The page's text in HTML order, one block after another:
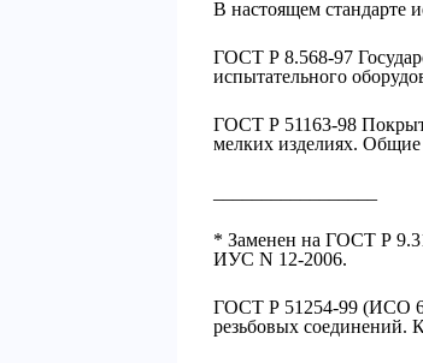
В настоящем стандарте
ГОСТ Р 8.568-97
испытательного
ГОСТ Р 51163-98
мелких изделиях.
* Заменен на ГОСТ Р
ИУС N 12-2006.
ГОСТ Р 51254-99 (ИСО
резьбовых соединений.